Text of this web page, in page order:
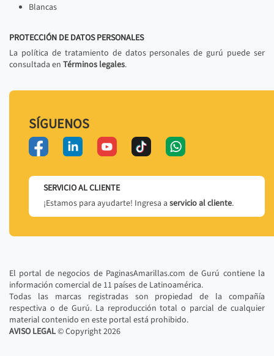
Blancas
PROTECCIÓN DE DATOS PERSONALES
La política de tratamiento de datos personales de gurú puede ser
consultada en Términos legales.
SÍGUENOS
SERVICIO AL CLIENTE
¡Estamos para ayudarte! Ingresa a servicio al cliente.
El portal de negocios de PaginasAmarillas.com de Gurú contiene la
información comercial de 11 países de Latinoamérica.
Todas las marcas registradas son propiedad de la compañía
respectiva o de Gurú. La reproducción total o parcial de cualquier
material contenido en este portal está prohibido.
AVISO LEGAL© Copyright2026